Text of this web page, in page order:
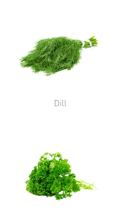
Dill